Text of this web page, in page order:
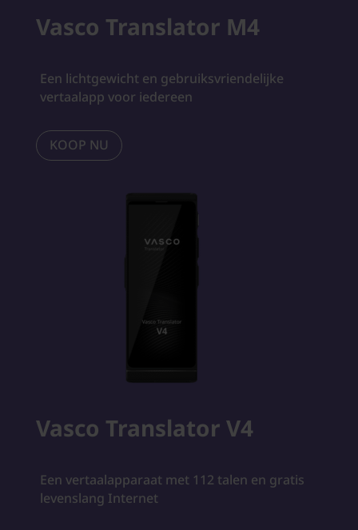
Vasco Translator M4
Een lichtgewicht en gebruiksvriendelijke
vertaalapp voor iedereen
KOOP NU
Vasco Translator V4
Een vertaalapparaat met 112 talen en gratis
levenslang Internet